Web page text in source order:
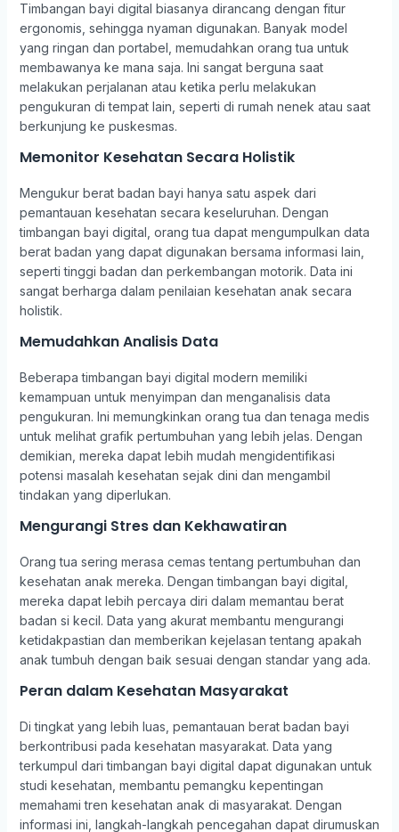
Timbangan bayi digital biasanya dirancang dengan fitur
ergonomis, sehingga nyaman digunakan. Banyak model
yang ringan dan portabel, memudahkan orang tua untuk
membawanya ke mana saja. Ini sangat berguna saat
melakukan perjalanan atau ketika perlu melakukan
pengukuran di tempat lain, seperti di rumah nenek atau saat
berkunjung ke puskesmas.
Memonitor Kesehatan Secara Holistik
Mengukur berat badan bayi hanya satu aspek dari
pemantauan kesehatan secara keseluruhan. Dengan
timbangan bayi digital, orang tua dapat mengumpulkan data
berat badan yang dapat digunakan bersama informasi lain,
seperti tinggi badan dan perkembangan motorik. Data ini
sangat berharga dalam penilaian kesehatan anak secara
holistik.
Memudahkan Analisis Data
Beberapa timbangan bayi digital modern memiliki
kemampuan untuk menyimpan dan menganalisis data
pengukuran. Ini memungkinkan orang tua dan tenaga medis
untuk melihat grafik pertumbuhan yang lebih jelas. Dengan
demikian, mereka dapat lebih mudah mengidentifikasi
potensi masalah kesehatan sejak dini dan mengambil
tindakan yang diperlukan.
Mengurangi Stres dan Kekhawatiran
Orang tua sering merasa cemas tentang pertumbuhan dan
kesehatan anak mereka. Dengan timbangan bayi digital,
mereka dapat lebih percaya diri dalam memantau berat
badan si kecil. Data yang akurat membantu mengurangi
ketidakpastian dan memberikan kejelasan tentang apakah
anak tumbuh dengan baik sesuai dengan standar yang ada.
Peran dalam Kesehatan Masyarakat
Di tingkat yang lebih luas, pemantauan berat badan bayi
berkontribusi pada kesehatan masyarakat. Data yang
terkumpul dari timbangan bayi digital dapat digunakan untuk
studi kesehatan, membantu pemangku kepentingan
memahami tren kesehatan anak di masyarakat. Dengan
informasi ini, langkah-langkah pencegahan dapat dirumuskan